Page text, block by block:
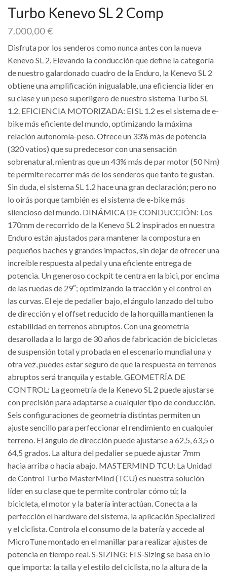
Turbo Kenevo SL 2 Comp
7.000,00€
Disfruta por los senderos como nunca antes con la nueva
Kenevo SL 2. Elevando la conducción que define la categoría
de nuestro galardonado cuadro de la Enduro, la Kenevo SL 2
obtiene una amplificación inigualable, una eficiencia líder en
su clase y un peso superligero de nuestro sistema Turbo SL
1.2. EFICIENCIA MOTORIZADA: El SL 1.2 es el sistema de e-
bike más eficiente del mundo, optimizando la máxima
relación autonomía-peso. Ofrece un 33% más de potencia
(320 vatios) que su predecesor con una sensación
sobrenatural, mientras que un 43% más de par motor (50 Nm)
te permite recorrer más de los senderos que tanto te gustan.
Sin duda, el sistema SL 1.2 hace una gran declaración; pero no
lo oirás porque también es el sistema de e-bike más
silencioso del mundo. DINÁMICA DE CONDUCCIÓN: Los
170mm de recorrido de la Kenevo SL 2 inspirados en nuestra
Enduro están ajustados para mantener la compostura en
pequeños baches y grandes impactos, sin dejar de ofrecer una
increíble respuesta al pedal y una eficiente entrega de
potencia. Un generoso cockpit te centra en la bici, por encima
de las ruedas de 29″; optimizando la tracción y el control en
las curvas. El eje de pedalier bajo, el ángulo lanzado del tubo
de dirección y el offset reducido de la horquilla mantienen la
estabilidad en terrenos abruptos. Con una geometría
desarollada a lo largo de 30 años de fabricación de bicicletas
de suspensión total y probada en el escenario mundial una y
otra vez, puedes estar seguro de que la respuesta en terrenos
abruptos será tranquila y estable. GEOMETRÍA DE
CONTROL: La geometría de la Kenevo SL 2 puede ajustarse
con precisión para adaptarse a cualquier tipo de conducción.
Seis configuraciones de geometría distintas permiten un
ajuste sencillo para perfeccionar el rendimiento en cualquier
terreno. El ángulo de dirección puede ajustarse a 62,5, 63,5 o
64,5 grados. La altura del pedalier se puede ajustar 7mm
hacia arriba o hacia abajo. MASTERMIND TCU: La Unidad
de Control Turbo MasterMind (TCU) es nuestra solución
líder en su clase que te permite controlar cómo tú; la
bicicleta, el motor y la batería interactúan. Conecta a la
perfección el hardware del sistema, la aplicación Specialized
y el ciclista. Controla el consumo de la batería y accede al
MicroTune montado en el manillar para realizar ajustes de
potencia en tiempo real. S-SIZING: El S-Sizing se basa en lo
que importa: la talla y el estilo del ciclista, no la altura de la